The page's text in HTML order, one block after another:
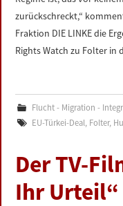
zurückschreckt,“
Fraktion DIE LINKE die
Rights Watch zu Folter in
Flucht - Migration -
EU-Türkei-Deal, Folter,
Der TV-
Ihr Urteil“